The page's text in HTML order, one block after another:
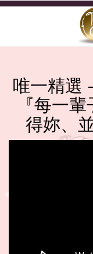
唯一精選
『每一
得妳、